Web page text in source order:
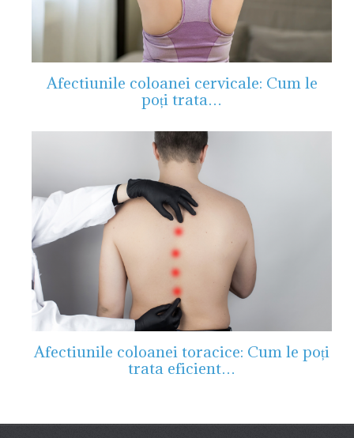
Afectiunile coloanei cervicale: Cum le
poți trata…
Afectiunile coloanei toracice: Cum le poți
trata eficient…